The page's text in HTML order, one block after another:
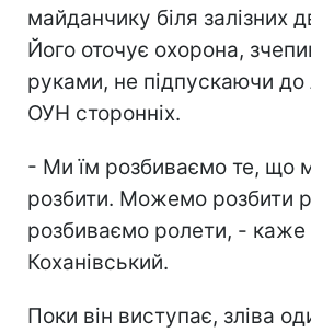
майданчику біля залізних
Його оточує охорона,
руками, не підпускаючи до
ОУН сторонніх.
- Ми їм розбиваємо те, що
розбити. Можемо розбити
розбиваємо ролети, - каже
Коханівський.
Поки він виступає, зліва